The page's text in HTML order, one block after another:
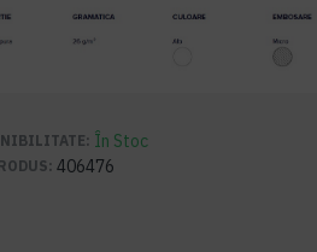
În Stoc
406476